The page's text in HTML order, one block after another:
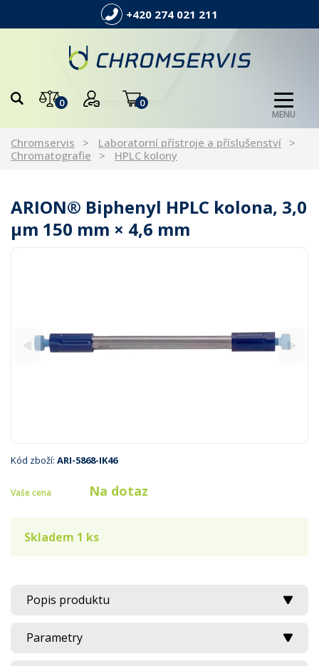
+420 274 021 211
0 0
MENU
Chromservis
Laboratorní přístroje a příslušenství
Chromatografie
HPLC kolony
ARION® Biphenyl HPLC kolona, 3,0
µm 150 mm × 4,6 mm
Kód zboží: ARI-5868-IK46
Vaše cena Na dotaz
Skladem 1 ks
Popis produktu
Parametry